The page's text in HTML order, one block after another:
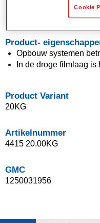
blootgesteld aan
Product-
Opbouw systemen
In de droge filmlaag
Product Variant
20KG
Artikelnummer
4415 20.00KG
GMC
1250031956
Cookie